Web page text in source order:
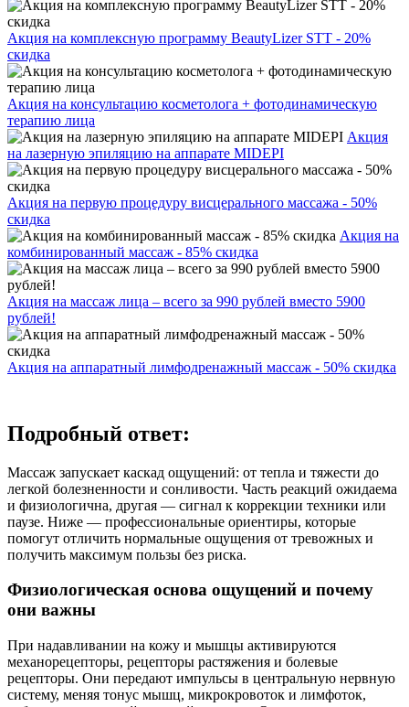
Акция на комплексную программу BeautyLizer STT - 20%
скидка
Акция на консультацию косметолога + фотодинамическую
терапию лица
Акция
на лазерную эпиляцию на аппарате MIDEPI
Акция на первую процедуру висцерального массажа - 50%
скидка
Акция на
комбинированный массаж - 85% скидка
Акция на массаж лица – всего за 990 рублей вместо 5900
рублей!
Акция на аппаратный лимфодренажный массаж - 50% скидка
Подробный ответ:
Массаж запускает каскад ощущений: от тепла и тяжести до
легкой болезненности и сонливости. Часть реакций ожидаема
и физиологична, другая — сигнал к коррекции техники или
паузе. Ниже — профессиональные ориентиры, которые
помогут отличить нормальные ощущения от тревожных и
получить максимум пользы без риска.
Физиологическая основа ощущений и почему
они важны
При надавливании на кожу и мышцы активируются
механорецепторы, рецепторы растяжения и болевые
рецепторы. Они передают импульсы в центральную нервную
систему, меняя тонус мышц, микрокровоток и лимфоток,